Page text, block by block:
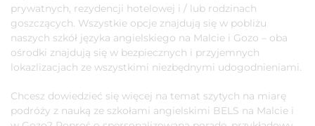
prywatnych, rezydencji hotelowej i / lub rodzinach
goszczących. Wszystkie opcje znajdują się w pobliżu
naszych szkół języka angielskiego na Malcie i Gozo – oba
ośrodki znajdują się w bezpiecznych i przyjemnych
lokazlizacjach ze wszystkimi niezbędnymi udogodnieniami.
Chcesz dowiedzieć się więcej na temat szytych na miarę
podróży z nauką ze szkołami angielskimi BELS na Malcie i